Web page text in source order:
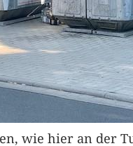
wie hier an der